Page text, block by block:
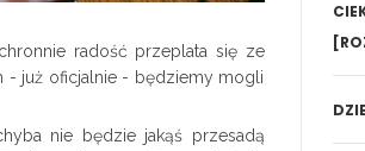
radość przeplata się ze
- już oficjalnie - będziemy mogli
nie będzie jakąś przesadą